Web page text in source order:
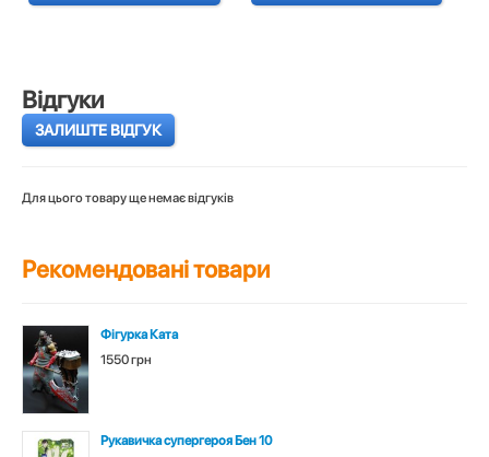
Відгуки
ЗАЛИШТЕ ВІДГУК
Для цього товару ще немає відгуків
Рекомендовані товари
Фігурка Ката
1550 грн
Рукавичка супергероя Бен 10